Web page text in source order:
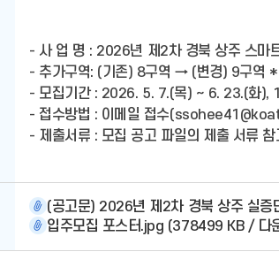
- 사 업 명 : 2026년 제2차 경북 상주 스마
- 추가구역: (기존) 8구역 → (변경) 9구역 *
- 모집기간 : 2026. 5. 7.(목) ~ 6. 23.(화),
- 접수방법 : 이메일 접수
- 제출서류 : 모집 공고 파일의 제출 서류 참
(공고문) 2026년 제2차 경북 상주 실
입주모집 포스터.jpg (378499 KB / 다